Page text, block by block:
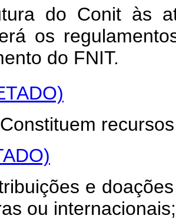
do Conit às
os
do FNIT.
Constituem
e
ou internacionais;